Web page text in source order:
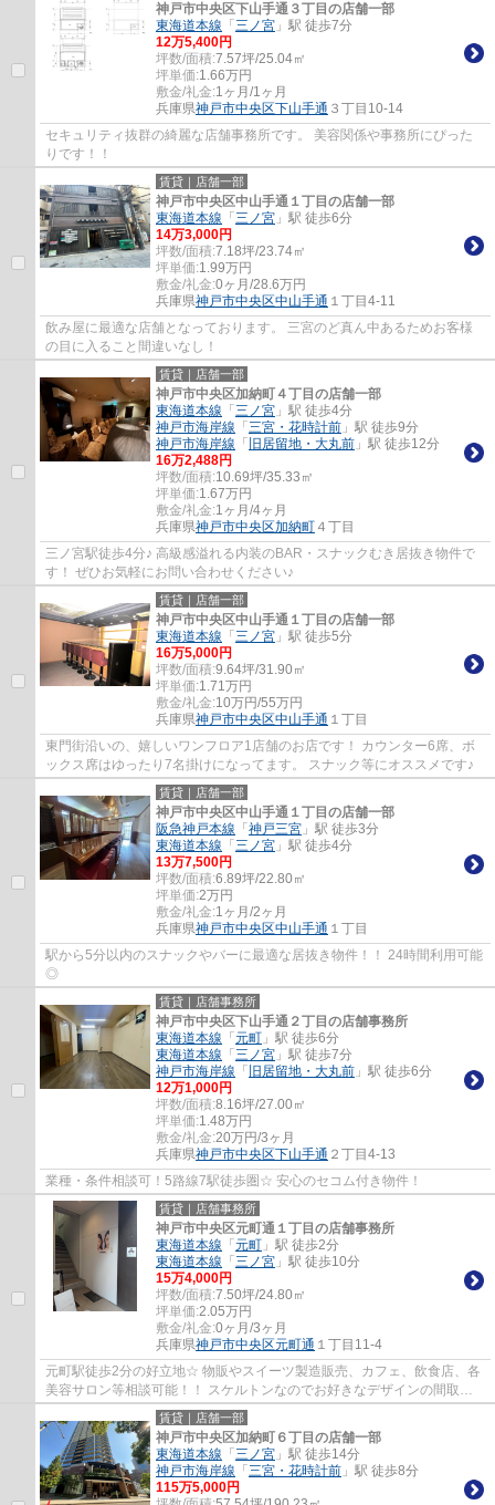
神戸市中央区下山手通３丁目の店舗一部
東海道本線 「 三ノ宮 」駅 徒歩7分
12万5,400円
坪数/面積:7.57坪/25.04㎡
坪単価:1.66万円
敷金/礼金:1ヶ月/1ヶ月
兵庫県神戸市中央区下山手通 ３丁目10-14
セキュリティ抜群の綺麗な店舗事務所です。 美容関係や事務所にぴった
りです！！
賃貸｜店舗一部
神戸市中央区中山手通１丁目の店舗一部
東海道本線 「 三ノ宮 」駅 徒歩6分
14万3,000円
坪数/面積:7.18坪/23.74㎡
坪単価:1.99万円
敷金/礼金:0ヶ月/28.6万円
兵庫県神戸市中央区中山手通 １丁目4-11
飲み屋に最適な店舗となっております。 三宮のど真ん中あるためお客様
の目に入ること間違いなし！
賃貸｜店舗一部
神戸市中央区加納町４丁目の店舗一部
東海道本線 「 三ノ宮 」駅 徒歩4分
神戸市海岸線 「 三宮・花時計前 」駅 徒歩9分
神戸市海岸線 「 旧居留地・大丸前 」駅 徒歩12分
16万2,488円
坪数/面積:10.69坪/35.33㎡
坪単価:1.67万円
敷金/礼金:1ヶ月/4ヶ月
兵庫県神戸市中央区加納町 ４丁目
三ノ宮駅徒歩4分♪ 高級感溢れる内装のBAR・スナックむき居抜き物件で
す！ ぜひお気軽にお問い合わせください♪
賃貸｜店舗一部
神戸市中央区中山手通１丁目の店舗一部
東海道本線 「 三ノ宮 」駅 徒歩5分
16万5,000円
坪数/面積:9.64坪/31.90㎡
坪単価:1.71万円
敷金/礼金:10万円/55万円
兵庫県神戸市中央区中山手通 １丁目
東門街沿いの、嬉しいワンフロア1店舗のお店です！ カウンター6席、ボ
ックス席はゆったり7名掛けになってます。 スナック等にオススメです♪
賃貸｜店舗一部
神戸市中央区中山手通１丁目の店舗一部
阪急神戸本線 「 神戸三宮 」駅 徒歩3分
東海道本線 「 三ノ宮 」駅 徒歩4分
13万7,500円
坪数/面積:6.89坪/22.80㎡
坪単価:2万円
敷金/礼金:1ヶ月/2ヶ月
兵庫県神戸市中央区中山手通 １丁目
駅から5分以内のスナックやバーに最適な居抜き物件！！ 24時間利用可能
◎
賃貸｜店舗事務所
神戸市中央区下山手通２丁目の店舗事務所
東海道本線 「 元町 」駅 徒歩6分
東海道本線 「 三ノ宮 」駅 徒歩7分
神戸市海岸線 「 旧居留地・大丸前 」駅 徒歩6分
12万1,000円
坪数/面積:8.16坪/27.00㎡
坪単価:1.48万円
敷金/礼金:20万円/3ヶ月
兵庫県神戸市中央区下山手通 ２丁目4-13
業種・条件相談可！5路線7駅徒歩圏☆ 安心のセコム付き物件！
賃貸｜店舗事務所
神戸市中央区元町通１丁目の店舗事務所
東海道本線 「 元町 」駅 徒歩2分
東海道本線 「 三ノ宮 」駅 徒歩10分
15万4,000円
坪数/面積:7.50坪/24.80㎡
坪単価:2.05万円
敷金/礼金:0ヶ月/3ヶ月
兵庫県神戸市中央区元町通 １丁目11-4
元町駅徒歩2分の好立地☆ 物販やスイーツ製造販売、カフェ、飲食店、各
美容サロン等相談可能！！ スケルトンなのでお好きなデザインの間取り
にして頂けます♪
賃貸｜店舗一部
神戸市中央区加納町６丁目の店舗一部
東海道本線 「 三ノ宮 」駅 徒歩14分
神戸市海岸線 「 三宮・花時計前 」駅 徒歩8分
115万5,000円